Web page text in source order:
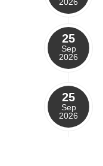
2026
25
Sep
2026
25
Sep
2026